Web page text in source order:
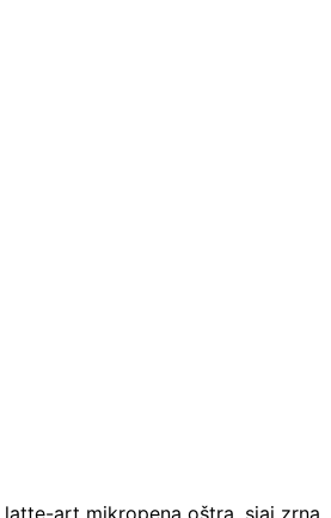
art mikropena oštra, sjaj zrna